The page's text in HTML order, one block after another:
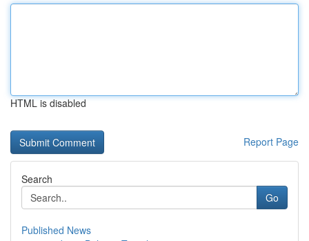
HTML is disabled
Report Page
Search
Go
Published News